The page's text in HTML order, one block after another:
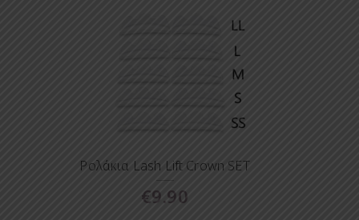
Ρολάκια Lash Lift Crown SET
€9.90